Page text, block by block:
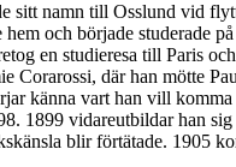
sitt namn till Osslund vid
och började studerade
en studieresa till Paris
Corarossi, där han mötte
känna vart han vill
1899 vidareutbildar han sig
blir förtätade. 1905